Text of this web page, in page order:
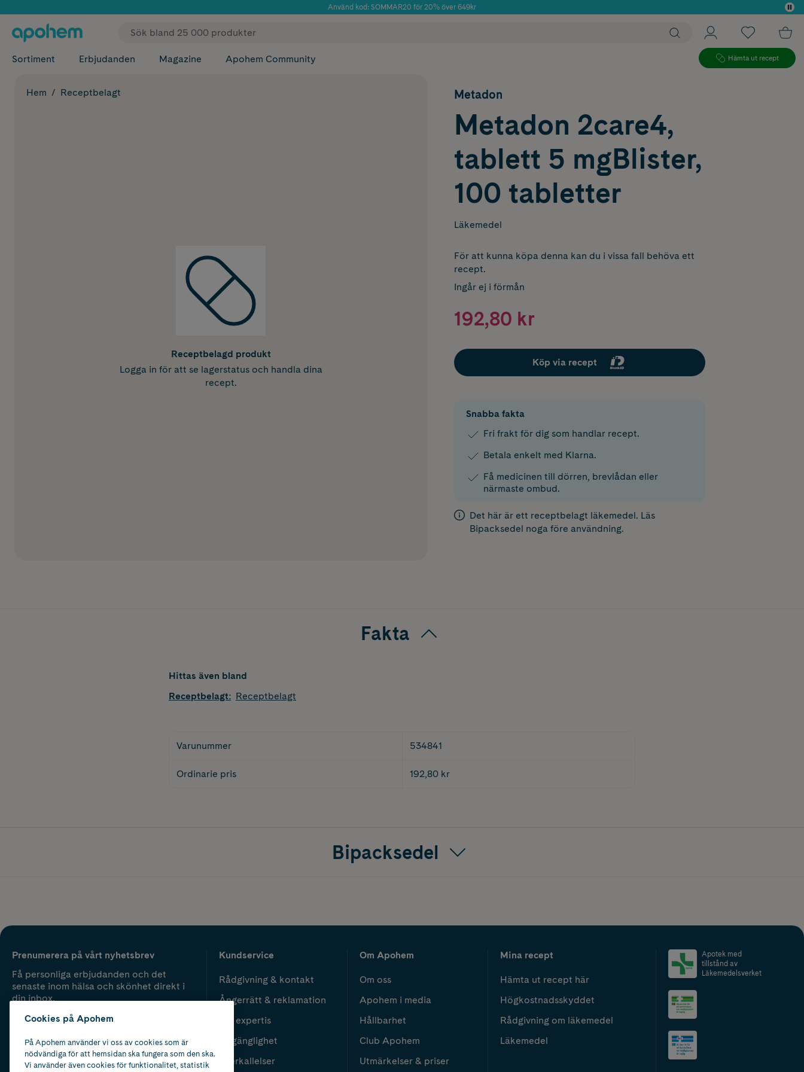
Använd kod: SOMMAR20 för 20% över 649kr
✓ Fri frakt
Sortiment Erbjudanden Magazine Apohem Community Hämta ut recept
Hem Receptbelagt
Receptbelagd produkt
Logga in för att se lagerstatus och handla dina
recept.
Metadon
Metadon 2care4,
tablett 5 mgBlister,
100 tabletter
Läkemedel
För att kunna köpa denna kan du i vissa fall behöva ett
recept.
Ingår ej i förmån
192,80 kr
Köp via recept
Snabba fakta
Fri frakt för dig som handlar recept.
Betala enkelt med Klarna.
Få medicinen till dörren, brevlådan eller
närmaste ombud.
Det här är ett receptbelagt läkemedel. Läs
Bipacksedel noga före användning.
Fakta
Hittas även bland
Receptbelagt: Receptbelagt
Varunummer 534841
Ordinarie pris 192,80 kr
Bipacksedel
Prenumerera på vårt nyhetsbrev
Få personliga erbjudanden och det
senaste inom hälsa och skönhet direkt i
din inbox.
Kundservice
Rådgivning & kontakt
Ångerrätt & reklamation
Vår expertis
Tillgänglighet
Återkallelser
Om Apohem
Om oss
Apohem i media
Hållbarhet
Club Apohem
Utmärkelser & priser
Mina recept
Hämta ut recept här
Högkostnadsskyddet
Rådgivning om läkemedel
Läkemedel
Apotek med
tillstånd av
Läkemedelsverket
Cookies på Apohem
På Apohem använder vi oss av cookies som är
nödvändiga för att hemsidan ska fungera som den ska.
Vi använder även cookies för funktionalitet, statistik